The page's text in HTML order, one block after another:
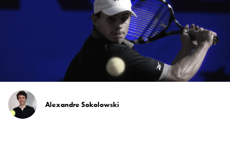
Alexandre Sokolowski